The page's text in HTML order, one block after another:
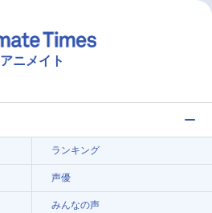
アニメイト
ランキング
声優
みんなの声